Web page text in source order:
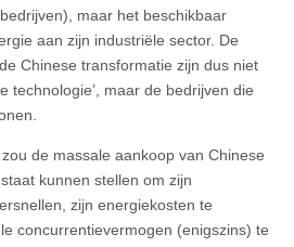
maar het beschikbaar
aan zijn industriële sector. De
Chinese transformatie zijn dus niet
technologie’, maar de bedrijven die
de massale aankoop van Chinese
kunnen stellen om zijn
zijn energiekosten te
concurrentievermogen (enigszins) te